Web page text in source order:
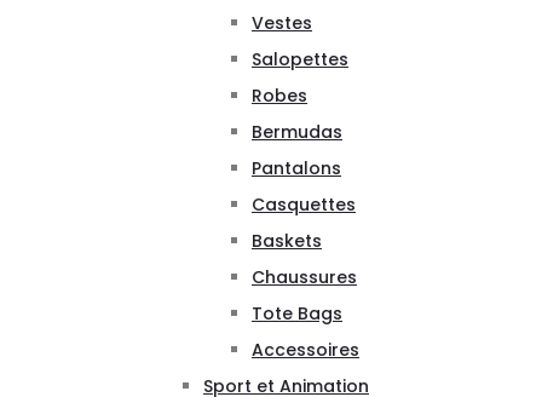
Vestes
Salopettes
Robes
Bermudas
Pantalons
Casquettes
Baskets
Chaussures
Tote Bags
Accessoires
Sport et Animation